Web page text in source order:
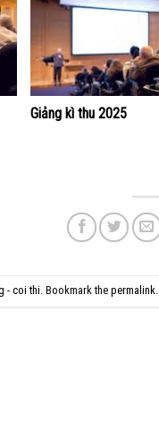
Giảng kì thu 2025
- coi thi. Bookmark the permalink.